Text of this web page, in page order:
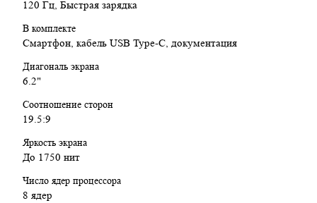
120 Гц, Быстрая зарядка
В комплекте
Смартфон, кабель USB Type-C, документация
Диагональ экрана
6.2"
Соотношение сторон
19.5:9
Яркость экрана
До 1750 нит
Число ядер процессора
8 ядер